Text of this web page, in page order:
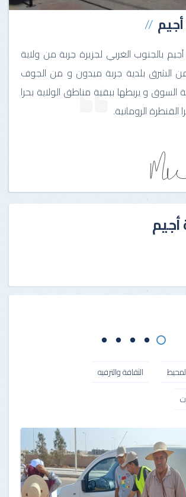
بالجنوب الغربي لجزيرة جربة من ولاية
الشرق بلدية جربة ميدون و من الجوف
السوق و يربطها ببقية مناطق الولاية بحرا
القنطرة الرومانية.
أجيم
الثقافة والترفيه